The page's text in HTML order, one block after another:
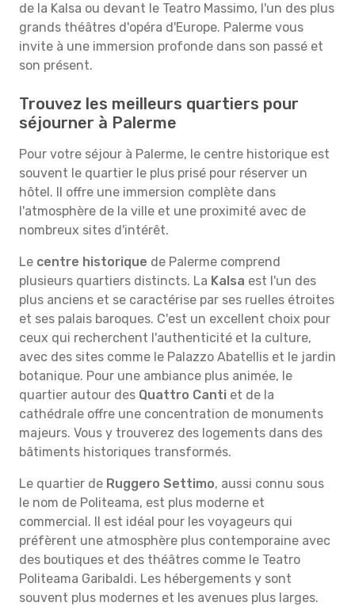
de la Kalsa ou devant le Teatro Massimo, l'un des plus
grands théâtres d'opéra d'Europe. Palerme vous
invite à une immersion profonde dans son passé et
son présent.
Trouvez les meilleurs quartiers pour
séjourner à Palerme
Pour votre séjour à Palerme, le centre historique est
souvent le quartier le plus prisé pour réserver un
hôtel. Il offre une immersion complète dans
l'atmosphère de la ville et une proximité avec de
nombreux sites d'intérêt.
Le centre historique de Palerme comprend
plusieurs quartiers distincts. La Kalsa est l'un des
plus anciens et se caractérise par ses ruelles étroites
et ses palais baroques. C'est un excellent choix pour
ceux qui recherchent l'authenticité et la culture,
avec des sites comme le Palazzo Abatellis et le jardin
botanique. Pour une ambiance plus animée, le
quartier autour des Quattro Canti et de la
cathédrale offre une concentration de monuments
majeurs. Vous y trouverez des logements dans des
bâtiments historiques transformés.
Le quartier de Ruggero Settimo, aussi connu sous
le nom de Politeama, est plus moderne et
commercial. Il est idéal pour les voyageurs qui
préfèrent une atmosphère plus contemporaine avec
des boutiques et des théâtres comme le Teatro
Politeama Garibaldi. Les hébergements y sont
souvent plus modernes et les avenues plus larges.